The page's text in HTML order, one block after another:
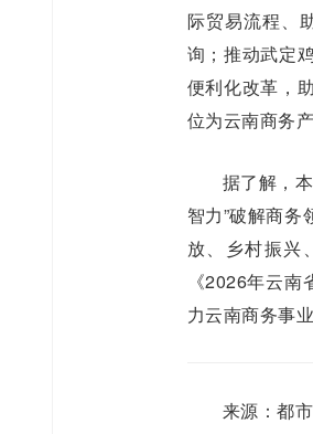
际贸易流程、
询；推动武定
便利化改革，
位为云南商务
据了解，
智力”破解商
放、乡村振兴
《2026年云
力云南商务事
来源：都